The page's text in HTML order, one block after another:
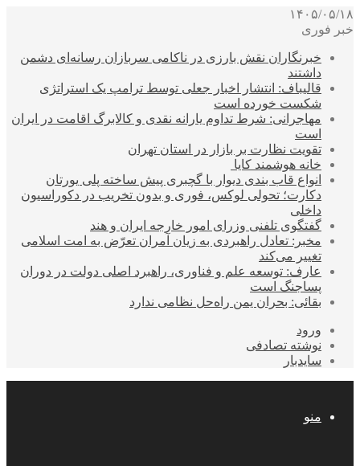
۱۴۰۵/۰۵/۱۸
خبر فوری
خبرنگاران نقش بارزی در ناکامی سربازان رسانه‌ای دشمن
داشتند
قالیباف: انتشار اخبار جعلی توسط ترامپ یک استراتژی
شکست خورده است
مهاجرانی: شرط تداوم یارانه نقدی و کالابرگ اقامت در ایران
است
تقویت نظارت بر بازار در استان تهران
خانه هوشمند کایا
انواع قاب بندی دیوار با گچبری پیش ساخته پلی یورتان
دکارت؛ تحولی لوکس، فوری و بدون تخریب در دکوراسیون
داخلی
گفتگوی تلفنی وزرای امور خارجه ایران و هند
مخبر: تعادل راهبردی به زیان آمران تعرّض به امت اسلامی
تغییر می‌کند
عارف: توسعه علم و فناوری، راهبرد اصلی دولت در دوران
پساجنگ است
بقائی: بحران یمن راه‌حل نظامی ندارد
ورود
نوشته تصادفی
سایدبار
منو